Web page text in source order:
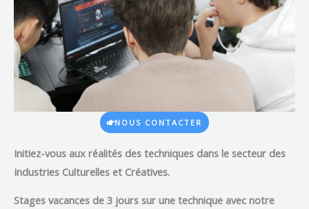
NOUS CONTACTER
Initiez-vous aux réalités des techniques dans le secteur des
Industries Culturelles et Créatives.
Stages vacances de 3 jours sur une technique avec notre